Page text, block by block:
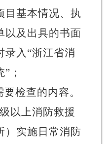
基本情况、 执
以及出具的书面
录入 “浙江省消
” ；
要检查的内容。
以上消防救援
）实施日常消防